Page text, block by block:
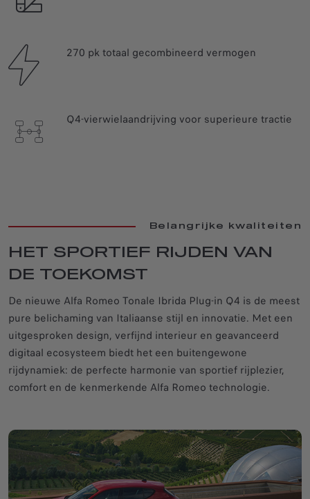
270 pk totaal gecombineerd vermogen
Q4-vierwielaandrijving voor superieure tractie
Belangrijke kwaliteiten
HET SPORTIEF RIJDEN VAN
DE TOEKOMST
De nieuwe Alfa Romeo Tonale Ibrida Plug-in Q4 is de meest
pure belichaming van Italiaanse stijl en innovatie. Met een
uitgesproken design, verfijnd interieur en geavanceerd
digitaal ecosysteem biedt het een buitengewone
rijdynamiek: de perfecte harmonie van sportief rijplezier,
comfort en de kenmerkende Alfa Romeo technologie.